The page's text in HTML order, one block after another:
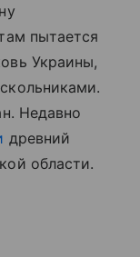
пытается
Украины,
Недавно
древний
области.